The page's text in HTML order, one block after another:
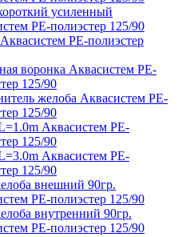
усиленный
PE-полиэстер 125/90
РЕ-полиэстер
воронка Аквасистем PE-
125/90
желоба Аквасистем PE-
125/90
Аквасистем PE-
125/90
Аквасистем PE-
125/90
внешний 90гр.
PE-полиэстер 125/90
внутренний 90гр.
PE-полиэстер 125/90